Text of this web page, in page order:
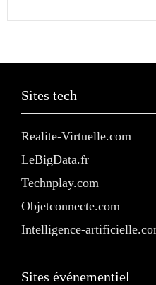
Sites tech
Realite-Virtuelle.com
LeBigData.fr
Technplay.com
Objetconnecte.com
Intelligence-
Sites événementiel